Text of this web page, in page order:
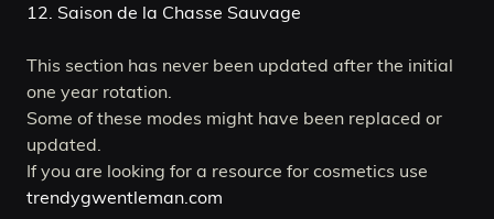
12. Saison de la Chasse Sauvage
This section has never been updated after the initial
one year rotation.
Some of these modes might have been replaced or
updated.
If you are looking for a resource for cosmetics use
trendygwentleman.com